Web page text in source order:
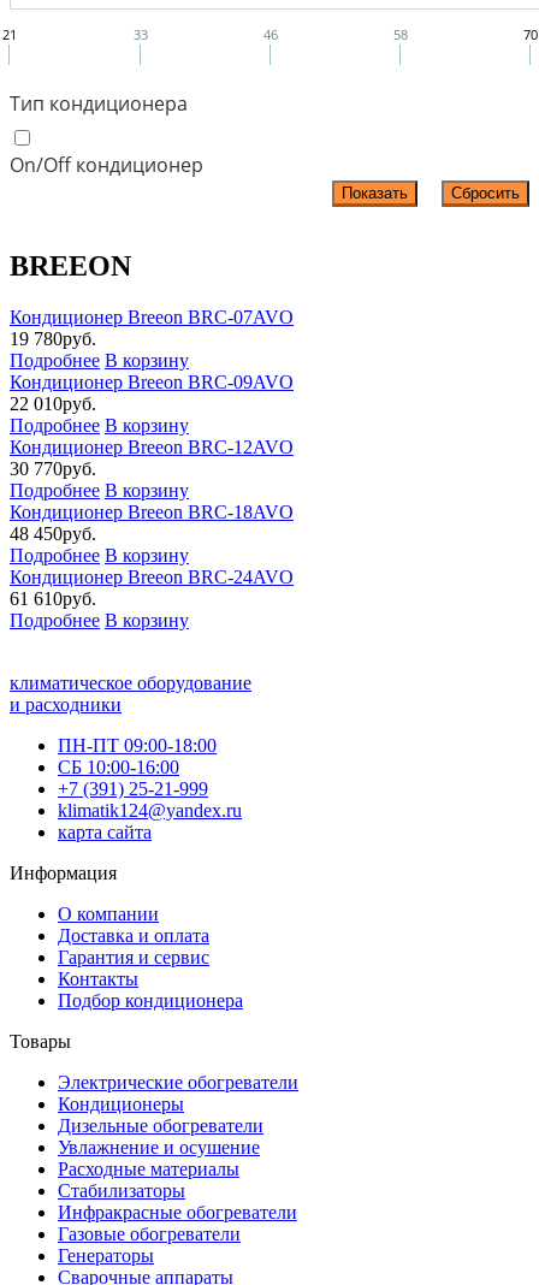
21 33 46 58 70
Тип кондиционера
On/Off кондиционер
BREEON
Кондиционер Breeon BRC-07AVO
19 780руб.
Подробнее В корзину
Кондиционер Breeon BRC-09AVO
22 010руб.
Подробнее В корзину
Кондиционер Breeon BRC-12AVO
30 770руб.
Подробнее В корзину
Кондиционер Breeon BRC-18AVO
48 450руб.
Подробнее В корзину
Кондиционер Breeon BRC-24AVO
61 610руб.
Подробнее В корзину
климатическое оборудование
и расходники
ПН-ПТ 09:00-18:00
СБ 10:00-16:00
+7 (391) 25-21-999
klimatik124@yandex.ru
карта сайта
Информация
О компании
Доставка и оплата
Гарантия и сервис
Контакты
Подбор кондиционера
Товары
Электрические обогреватели
Кондиционеры
Дизельные обогреватели
Увлажнение и осушение
Расходные материалы
Стабилизаторы
Инфракрасные обогреватели
Газовые обогреватели
Генераторы
Сварочные аппараты